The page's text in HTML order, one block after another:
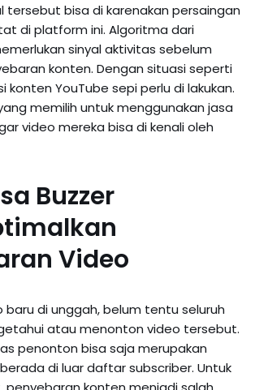
tersebut bisa di karenakan persaingan
di platform ini. Algoritma dari
sinyal aktivitas sebelum
konten. Dengan situasi seperti
konten YouTube sepi perlu di lakukan.
memilih untuk menggunakan jasa
video mereka bisa di kenali oleh
Buzzer
Video
baru di unggah, belum tentu seluruh
atau menonton video tersebut.
penonton bisa saja merupakan
di luar daftar subscriber. Untuk